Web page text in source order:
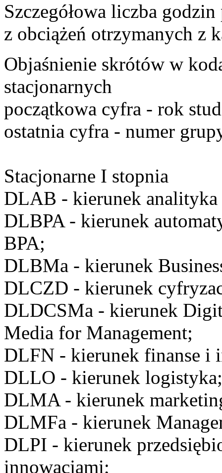
Szczegółowa liczba
z obciążeń otrzymanych z
Objaśnienie skrótów w
stacjonarnych
początkowa cyfra - rok
ostatnia cyfra - numer
Stacjonarne I stopnia
DLAB - kierunek analityka
DLBPA- kierunek
BPA;
DLBMa - kierunek
DLCZD - kierunek
DLDCSMa - kierunek
Media for Management;
DLFN - kierunek finanse i
DLLO - kierunek logistyka;
DLMA- kierunek
DLMFa - kierunek
DLPI - kierunek
innowacjami;